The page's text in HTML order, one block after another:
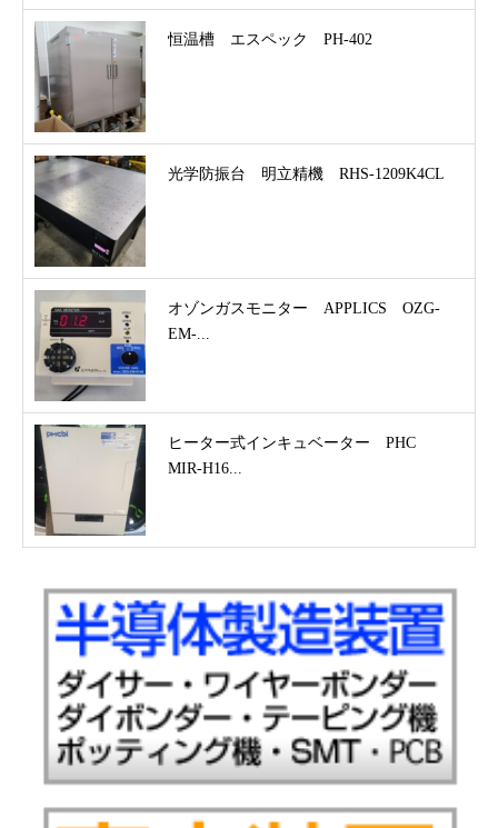
恒温槽 エスペック PH-402
光学防振台 明立精機 RHS-1209K4CL
オゾンガスモニター APPLICS OZG-
EM-...
ヒーター式インキュベーター PHC
MIR-H16...